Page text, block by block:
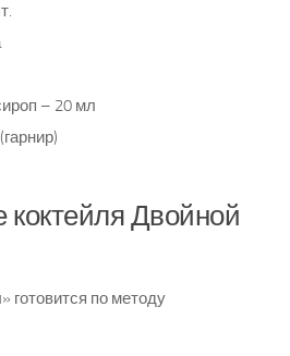
– 20 мл
коктейля Двойной
готовится по методу